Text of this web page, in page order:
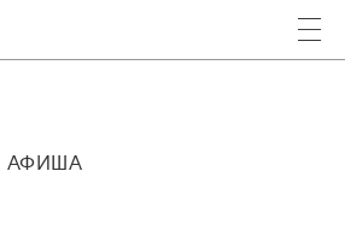
АФИША